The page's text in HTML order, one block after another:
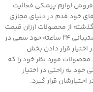
فروش لوازم پزشکی فعالیت
خود قدم در دنیای مجازی
گذشته از محصولات ارزان قیمت
و با کیفیت ما بهره مند گردند.پزشک کالا با پشتیبانی 24 ساعته خود سعی در
قرار دادن بخش
محصولات مورد نظر خود را که
به راحتی در اختیار
قرار گیرد.